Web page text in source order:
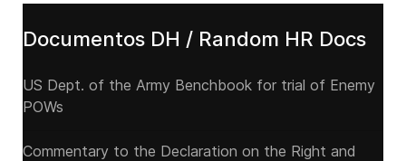
Documentos DH / Random HR Docs
US Dept. of the Army Benchbook for trial of Enemy
POWs
Commentary to the Declaration on the Right and